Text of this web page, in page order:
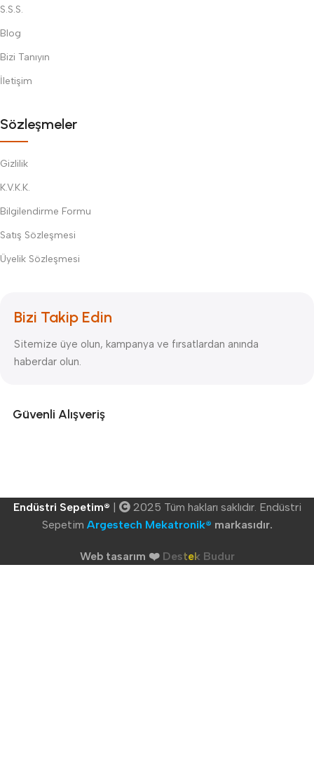
S.S.S.
Blog
Bizi Tanıyın
İletişim
Sözleşmeler
Gizlilik
K.V.K.K.
Bilgilendirme Formu
Satış Sözleşmesi
Üyelik Sözleşmesi
Bizi Takip Edin
Sitemize üye olun, kampanya ve fırsatlardan anında
haberdar olun.
Güvenli Alışveriş
Endüstri Sepetim® |
2025 Tüm hakları saklıdır. Endüstri
Sepetim Argestech Mekatronik® markasıdır.
Web tasarım ❤️ Destek Budur